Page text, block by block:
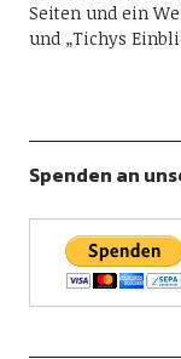
Seiten und ein
und „Tichys
Spenden an